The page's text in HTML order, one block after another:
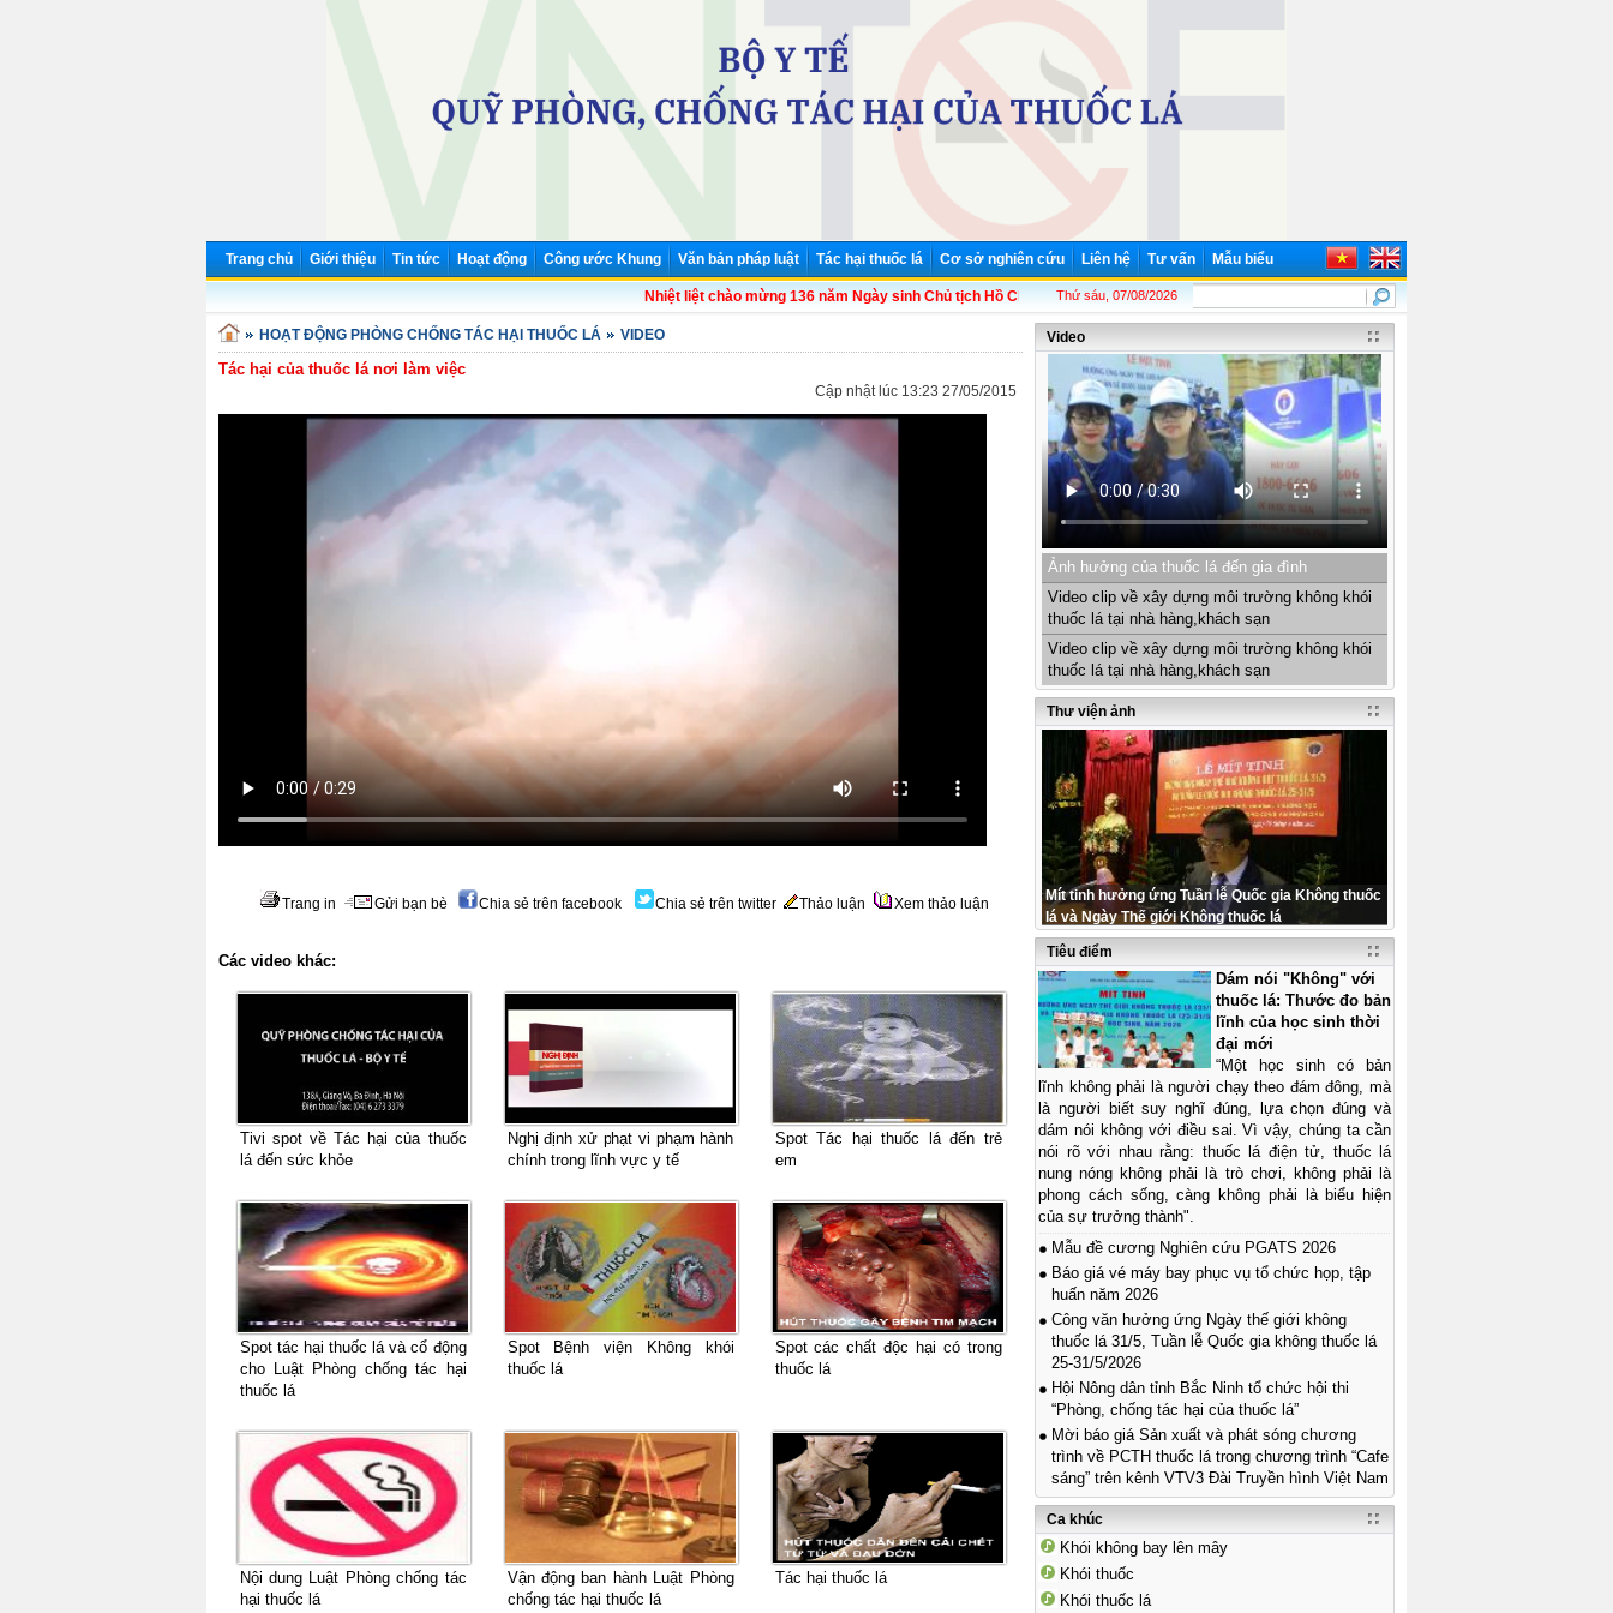
Trang chủ Giới thiệu Tin tức Hoạt động Công ước Khung Văn bản pháp luật Tác hại thuốc lá Cơ sở nghiên cứu Liên hệ Tư vấn Mẫu biểu
Nhiệt liệt chào mừng 136 năm Ngày sinh Chủ tịch Hồ Chí Minh (19/5/1890 - 19/5/2026)! Chủ tịch Hồ Chí Minh - Lãnh tụ thiên tài của Đảng và nhân
Thứ sáu, 07/08/2026
HOẠT ĐỘNG PHÒNG CHỐNG TÁC HẠI THUỐC LÁ VIDEO
Tác hại của thuốc lá nơi làm việc
Cập nhật lúc 13:23 27/05/2015
Trang in Gửi bạn bè Chia sẻ trên facebook Chia sẻ trên twitter Thảo luận Xem thảo luận
Các video khác:
Tivi spot về Tác hại của thuốc
lá đến sức khỏe
Nghị định xử phạt vi phạm hành
chính trong lĩnh vực y tế
Spot Tác hại thuốc lá đến trẻ
em
Spot tác hại thuốc lá và cổ động
cho Luật Phòng chống tác hại
thuốc lá
Spot Bệnh viện Không khói
thuốc lá
Spot các chất độc hại có trong
thuốc lá
Nội dung Luật Phòng chống tác
hại thuốc lá
Vận động ban hành Luật Phòng
chống tác hại thuốc lá
Tác hại thuốc lá
Video
Ảnh hưởng của thuốc lá đến gia đình
Video clip về xây dựng môi trường không khói
thuốc lá tại nhà hàng,khách sạn
Video clip về xây dựng môi trường không khói
thuốc lá tại nhà hàng,khách sạn
Thư viện ảnh
Mít tinh hưởng ứng Tuần lễ Quốc gia Không thuốc
lá và Ngày Thế giới Không thuốc lá
Tiêu điểm
Dám nói "Không" với
thuốc lá: Thước đo bản
lĩnh của học sinh thời
đại mới
“Một học sinh có bản
lĩnh không phải là người chạy theo đám đông, mà
là người biết suy nghĩ đúng, lựa chọn đúng và
dám nói không với điều sai. Vì vậy, chúng ta cần
nói rõ với nhau rằng: thuốc lá điện tử, thuốc lá
nung nóng không phải là trò chơi, không phải là
phong cách sống, càng không phải là biểu hiện
của sự trưởng thành".
Mẫu đề cương Nghiên cứu PGATS 2026
Báo giá vé máy bay phục vụ tổ chức họp, tập
huấn năm 2026
Công văn hưởng ứng Ngày thế giới không
thuốc lá 31/5, Tuần lễ Quốc gia không thuốc lá
25-31/5/2026
Hội Nông dân tỉnh Bắc Ninh tổ chức hội thi
“Phòng, chống tác hại của thuốc lá”
Mời báo giá Sản xuất và phát sóng chương
trình về PCTH thuốc lá trong chương trình “Cafe
sáng” trên kênh VTV3 Đài Truyền hình Việt Nam
Ca khúc
Khói không bay lên mây
Khói thuốc
Khói thuốc lá